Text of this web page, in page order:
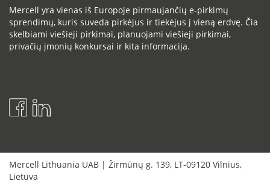
Mercell yra vienas iš Europoje pirmaujančių e-pirkimų
sprendimų, kuris suveda pirkėjus ir tiekėjus į vieną erdvę. Čia
skelbiami viešieji pirkimai, planuojami viešieji pirkimai,
privačių įmonių konkursai ir kita informacija.
Mercell Lithuania UAB | Žirmūnų g. 139, LT-09120 Vilnius,
Lietuva